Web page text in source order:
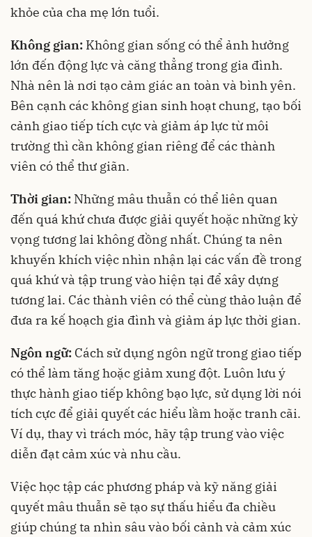
khỏe của cha mẹ lớn tuổi.
Không gian: Không gian sống có thể ảnh hưởng
lớn đến động lực và căng thẳng trong gia đình.
Nhà nên là nơi tạo cảm giác an toàn và bình yên.
Bên cạnh các không gian sinh hoạt chung, tạo bối
cảnh giao tiếp tích cực và giảm áp lực từ môi
trường thì cần không gian riêng để các thành
viên có thể thư giãn.
Thời gian: Những mâu thuẫn có thể liên quan
đến quá khứ chưa được giải quyết hoặc những kỳ
vọng tương lai không đồng nhất. Chúng ta nên
khuyến khích việc nhìn nhận lại các vấn đề trong
quá khứ và tập trung vào hiện tại để xây dựng
tương lai. Các thành viên có thể cùng thảo luận để
đưa ra kế hoạch gia đình và giảm áp lực thời gian.
Ngôn ngữ: Cách sử dụng ngôn ngữ trong giao tiếp
có thể làm tăng hoặc giảm xung đột. Luôn lưu ý
thực hành giao tiếp không bạo lực, sử dụng lời nói
tích cực để giải quyết các hiểu lầm hoặc tranh cãi.
Ví dụ, thay vì trách móc, hãy tập trung vào việc
diễn đạt cảm xúc và nhu cầu.
Việc học tập các phương pháp và kỹ năng giải
quyết mâu thuẫn sẽ tạo sự thấu hiểu đa chiều
giúp chúng ta nhìn sâu vào bối cảnh và cảm xúc